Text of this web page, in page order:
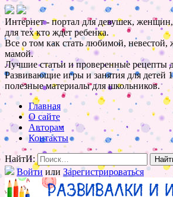
Интернет - портал для девушек,
для тех кто ждет ребенка.
Все о том как стать любимой, невестой,
мамой.
Лучшие статьи и проверенные
Развивающие игры и занятия для детей
полезные материалы для школьников.
Главная
О сайте
Авторам
Контакты
НайтИ:
Войти или Зарегистрироваться